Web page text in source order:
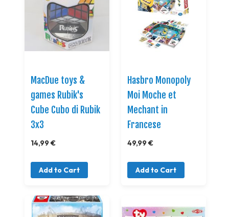
MacDue toys &
games Rubik's
Cube Cubo di Rubik
3x3
14,99 €
Add to Cart
Hasbro Monopoly
Moi Moche et
Mechant in
Francese
49,99 €
Add to Cart